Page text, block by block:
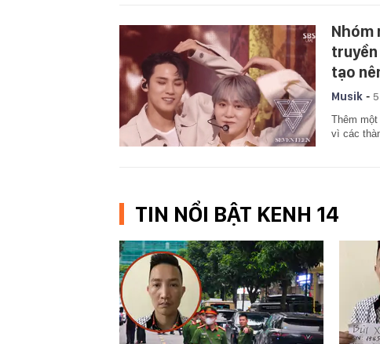
Nhóm
tạo
Musik -
Thêm
vì các
TIN NỔI BẬT KENH 14